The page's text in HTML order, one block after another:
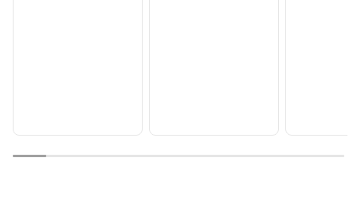
1 2 3 4 5 6 7 8 9 10